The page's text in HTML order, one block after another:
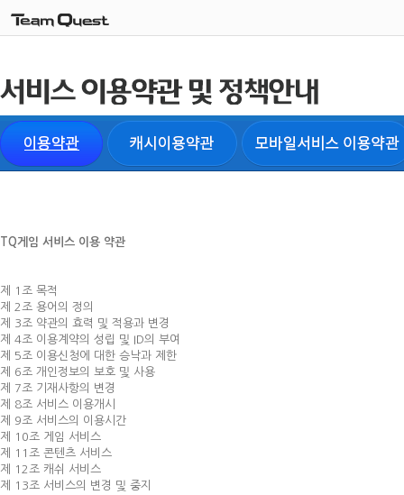
TQ게임 서비스 이용 약관
제 1조 목적
제 2조 용어의 정의
제 3조 약관의 효력 및 적용과 변경
제 4조 이용계약의 성립 및 ID의 부여
제 5조 이용신청에 대한 승낙과 제한
제 6조 개인정보의 보호 및 사용
제 7조 기재사항의 변경
제 8조 서비스 이용개시
제 9조 서비스의 이용시간
제 10조 게임 서비스
제 11조 콘텐츠 서비스
제 12조 캐쉬 서비스
제 13조 서비스의 변경 및 중지